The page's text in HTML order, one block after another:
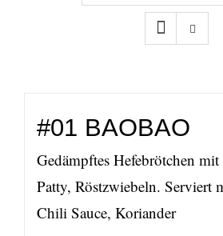
#01 BAOBAO
Gedämpftes Hefebrötchen
Patty, Röstzwiebeln. Serviert
Chili Sauce, Koriander